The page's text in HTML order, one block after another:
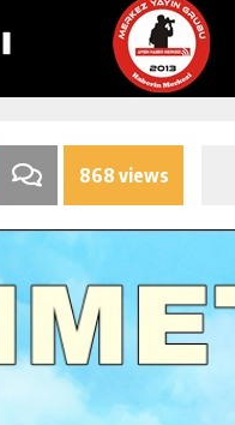
868 views